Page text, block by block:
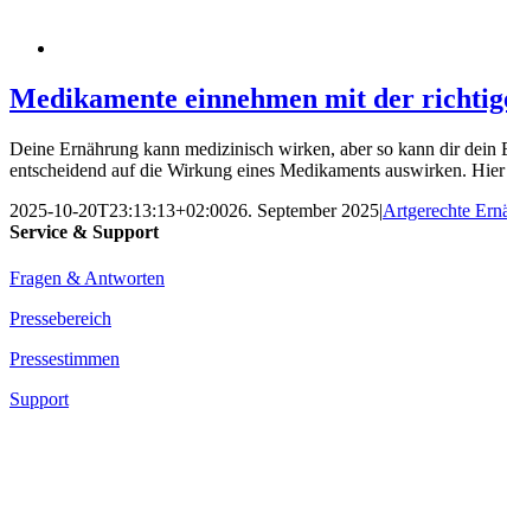
Medikamente einnehmen mit der
Deine Ernährung kann medizinisch wirken, aber so kann dir
entscheidend auf die Wirkung eines Medikaments auswirken.
2025-10-20T23:13:13+02:0026. September 2025|Artgerechte
Service & Support
Fragen & Antworten
Pressebereich
Pressestimmen
Support